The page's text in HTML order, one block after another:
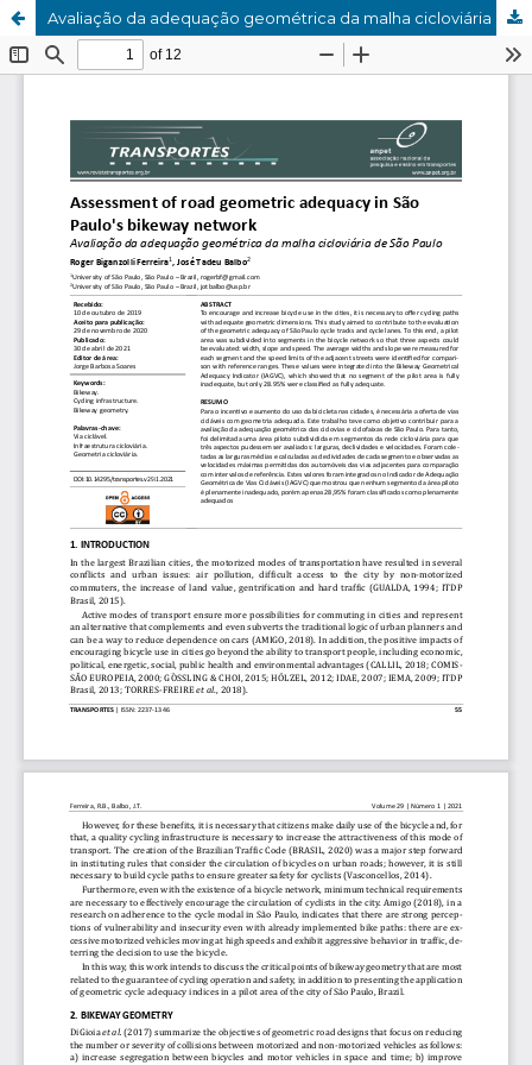
Avaliação da adequação geométrica da malha cicloviária de São Paulo